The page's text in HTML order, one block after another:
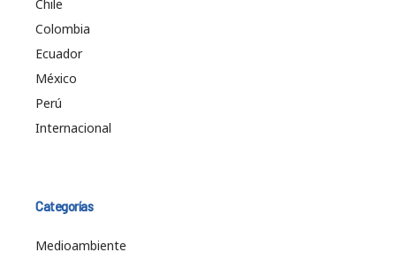
Chile
Colombia
Ecuador
México
Perú
Internacional
Categorías
Medioambiente